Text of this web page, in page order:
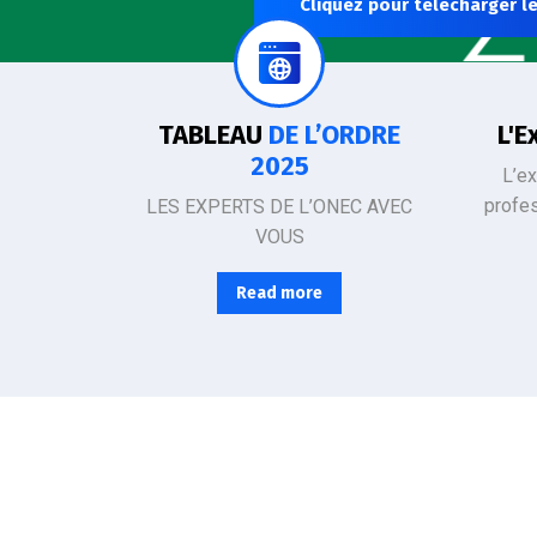
TABLEAU DE L’ORDRE
2025
LES EXPERTS DE L’ONEC AVEC
VOUS
Read more